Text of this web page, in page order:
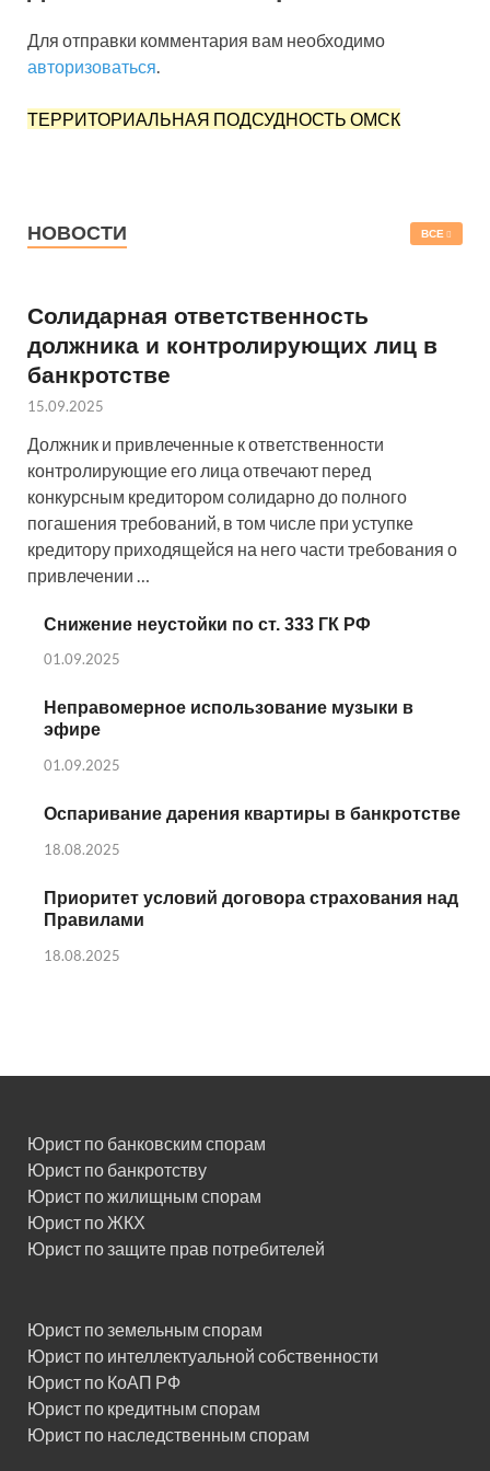
Для отправки комментария вам необходимо
авторизоваться
ТЕРРИТОРИАЛЬНАЯ ПОДСУДНОСТЬ ОМСК
НОВОСТИ ВСЕ
Солидарная ответственность
должника и контролирующих лиц в
банкротстве
15.09.2025
Должник и привлеченные к ответственности
контролирующие его лица отвечают перед
конкурсным кредитором солидарно до полного
погашения требований, в том числе при уступке
кредитору приходящейся на него части требования о
привлечении …
Снижение неустойки по ст. 333 ГК РФ
01.09.2025
Неправомерное использование музыки в
эфире
01.09.2025
Оспаривание дарения квартиры в банкротстве
18.08.2025
Приоритет условий договора страхования над
Правилами
18.08.2025
Юрист по банковским спорам
Юрист по банкротству
Юрист по жилищным спорам
Юрист по ЖКХ
Юрист по защите прав потребителей
Юрист по земельным спорам
Юрист по интеллектуальной собственности
Юрист по КоАП РФ
Юрист по кредитным спорам
Юрист по наследственным спорам